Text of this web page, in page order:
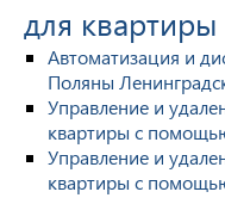
для квартиры
Автоматизация и
Поляны
Управление и
квартиры с
Управление и
квартиры с